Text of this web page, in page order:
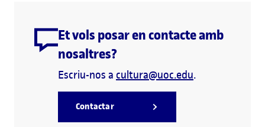
Et vols posar en contacte amb
nosaltres?
Escriu-nos a cultura@uoc.edu.
Contactar